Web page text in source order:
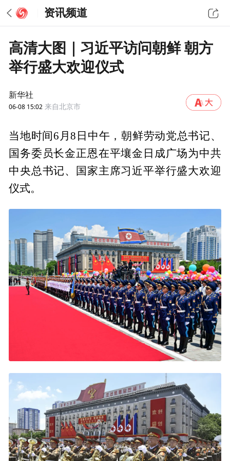
资讯频道
高清大图｜习近平访问朝鲜 朝方
举行盛大欢迎仪式
新华社
06-08 15:02 来自北京市
当地时间6月8日中午，朝鲜劳动党总书记、
国务委员长金正恩在平壤金日成广场为中共
中央总书记、国家主席习近平举行盛大欢迎
仪式。